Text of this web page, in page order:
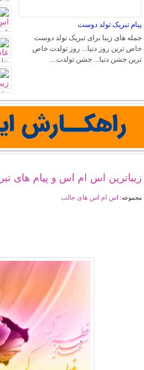
پیام تبریک تولد دوست
جمله های زیبا برای تبریک تولد دوست
خاص ترین روز دنیا... روز تولدت خاص
ترین جشن دنیا... جشن تولدت…
زیباترین اس ام اس و پیام های
مجموعه: اس ام اس های جالب